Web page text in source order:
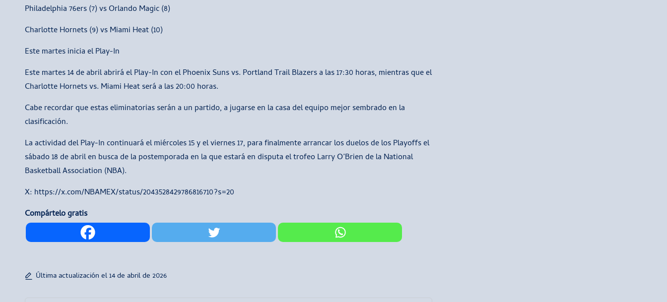
Philadelphia 76ers (7) vs Orlando Magic (8)
Charlotte Hornets (9) vs Miami Heat (10)
Este martes inicia el Play-In
Este martes 14 de abril abrirá el Play-In con el Phoenix Suns vs. Portland Trail Blazers a las 17:30 horas, mientras que el
Charlotte Hornets vs. Miami Heat será a las 20:00 horas.
Cabe recordar que estas eliminatorias serán a un partido, a jugarse en la casa del equipo mejor sembrado en la
clasificación.
La actividad del Play-In continuará el miércoles 15 y el viernes 17, para finalmente arrancar los duelos de los Playoffs el
sábado 18 de abril en busca de la postemporada en la que estará en disputa el trofeo Larry O’Brien de la National
Basketball Association (NBA).
X: https://x.com/NBAMEX/status/2043528429786816710?s=20
Compártelo gratis
Última actualización el 14 de abril de 2026